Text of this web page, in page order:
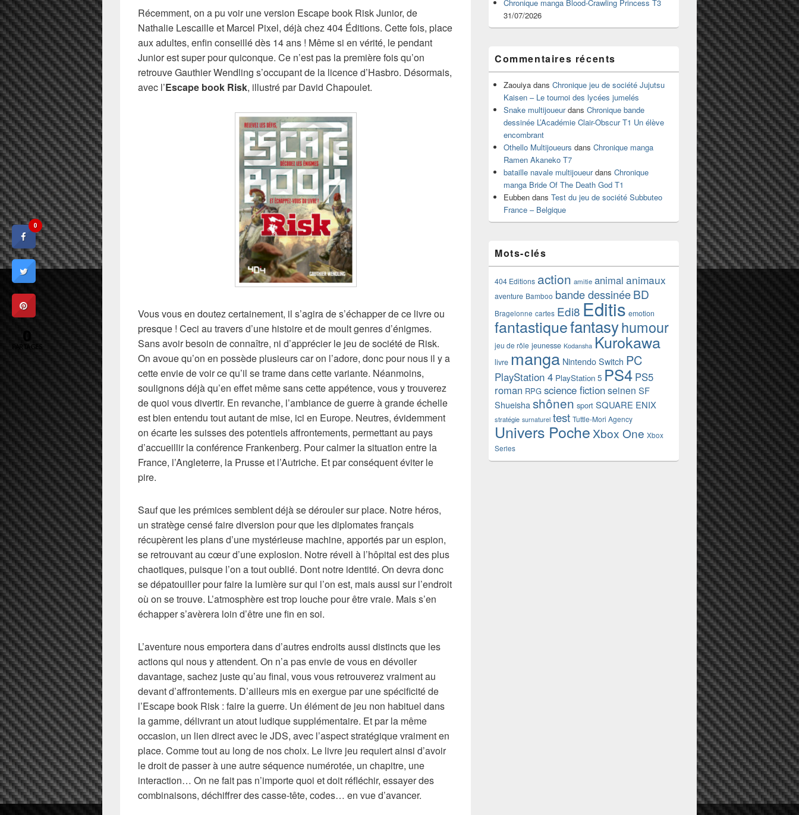
Récemment, on a pu voir une version Escape book Risk Junior, de
Nathalie Lescaille et Marcel Pixel, déjà chez 404 Éditions. Cette fois, place
aux adultes, enfin conseillé dès 14 ans ! Même si en vérité, le pendant
Junior est super pour quiconque. Ce n’est pas la première fois qu’on
retrouve Gauthier Wendling s’occupant de la licence d’Hasbro. Désormais,
avec l’Escape book Risk, illustré par David Chapoulet.
Vous vous en doutez certainement, il s’agira de s’échapper de ce livre ou
presque ! Ceci au travers d’une histoire et de moult genres d’énigmes.
Sans avoir besoin de connaître, ni d’apprécier le jeu de société de Risk.
On avoue qu’on en possède plusieurs car on l’adore, donc pour nous il y a
cette envie de voir ce qu’il se trame dans cette variante. Néanmoins,
soulignons déjà qu’en effet même sans cette appétence, vous y trouverez
de quoi vous divertir. En revanche, l’ambiance de guerre à grande échelle
est bien entendu tout autant de mise, ici en Europe. Neutres, évidemment
on écarte les suisses des potentiels affrontements, permettant au pays
d’accueillir la conférence Frankenberg. Pour calmer la situation entre la
France, l’Angleterre, la Prusse et l’Autriche. Et par conséquent éviter le
pire.
Sauf que les prémices semblent déjà se dérouler sur place. Notre héros,
un stratège censé faire diversion pour que les diplomates français
récupèrent les plans d’une mystérieuse machine, apportés par un espion,
se retrouvant au cœur d’une explosion. Notre réveil à l’hôpital est des plus
chaotiques, puisque l’on a tout oublié. Dont notre identité. On devra donc
se dépatouiller pour faire la lumière sur qui l’on est, mais aussi sur l’endroit
où on se trouve. L’atmosphère est trop louche pour être vraie. Mais s’en
échapper s’avèrera loin d’être une fin en soi.
L’aventure nous emportera dans d’autres endroits aussi distincts que les
actions qui nous y attendent. On n’a pas envie de vous en dévoiler
davantage, sachez juste qu’au final, vous vous retrouverez vraiment au
devant d’affrontements. D’ailleurs mis en exergue par une spécificité de
l’Escape book Risk : faire la guerre. Un élément de jeu non habituel dans
la gamme, délivrant un atout ludique supplémentaire. Et par la même
occasion, un lien direct avec le JDS, avec l’aspect stratégique vraiment en
place. Comme tout au long de nos choix. Le livre jeu requiert ainsi d’avoir
le droit de passer à une autre séquence numérotée, un chapitre, une
interaction… On ne fait pas n’importe quoi et doit réfléchir, essayer des
combinaisons, déchiffrer des casse-tête, codes… en vue d’avancer.
Chronique manga Blood-Crawling Princess T3
31/07/2026
Commentaires récents
Zaouiya dans Chronique jeu de société Jujutsu
Kaisen – Le tournoi des lycées jumelés
Snake multijoueurdans Chronique bande
dessinée L’Académie Clair-Obscur T1 Un élève
encombrant
Othello Multijoueurs dans Chronique manga
Ramen Akaneko T7
bataille navale multijoueurdans Chronique
manga Bride Of The Death God T1
Eubben dans Test du jeu de société Subbuteo
France – Belgique
Mots-clés
404 Editions action amitie animal animaux
aventure Bamboo bande dessinéeBD
Bragelonne cartes Edi8 Editis emotion
fantastiquefantasyhumour
jeu de rôle jeunesse Kodansha Kurokawa
livre manga Nintendo Switch PC
PlayStation 4 PlayStation 5 PS4 PS5
roman RPG science fictionseinen SF
Shueisha shônen sport SQUARE ENIX
stratégie surnaturel test Tuttle-Mori Agency
Univers Poche Xbox One Xbox
Series
0
0
PARTAGES